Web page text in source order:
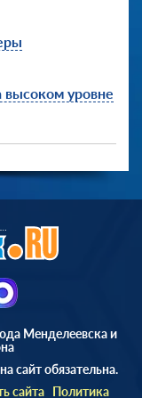
высоком уровне
Менделеевска и
сайт обязательна.
сайта
Политика